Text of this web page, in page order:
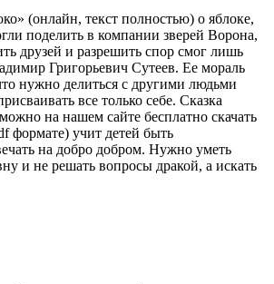
(онлайн, текст полностью) о яблоке,
поделить в компании зверей Ворона,
друзей и разрешить спор смог лишь
Григорьевич Сутеев. Ее мораль
нужно делиться с другими людьми
все только себе. Сказка
на нашем сайте бесплатно скачать
формате) учит детей быть
на добро добром. Нужно уметь
и не решать вопросы дракой, а искать